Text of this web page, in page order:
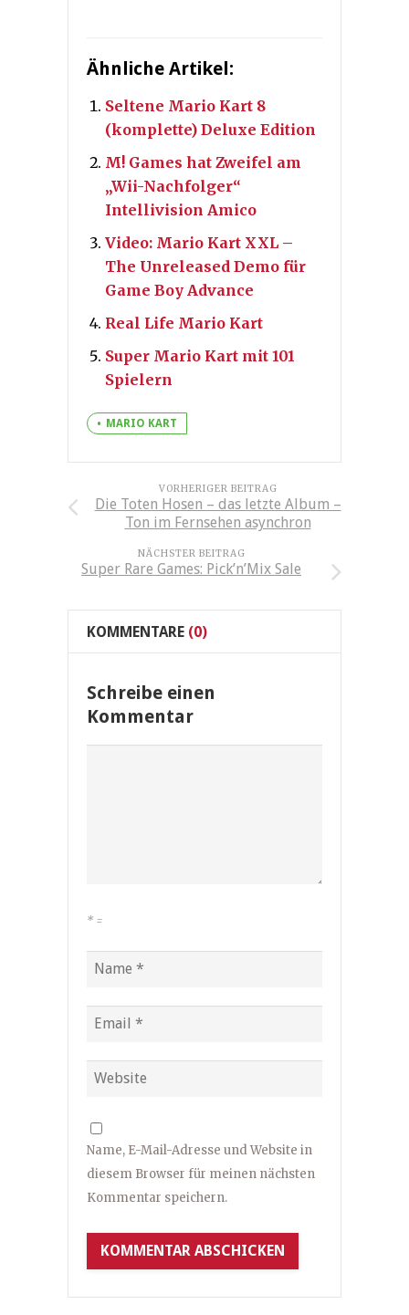
Ähnliche Artikel:
Seltene Mario Kart 8
(komplette) Deluxe Edition
M! Games hat Zweifel am
„Wii-Nachfolger“
Intellivision Amico
Video: Mario Kart XXL –
The Unreleased Demo für
Game Boy Advance
Real Life Mario Kart
Super Mario Kart mit 101
Spielern
MARIO KART
VORHERIGER BEITRAG
Die Toten Hosen – das letzte Album –
Ton im Fernsehen asynchron
NÄCHSTER BEITRAG
Super Rare Games: Pick’n’Mix Sale
KOMMENTARE (0)
Schreibe einen
Kommentar
* =
Name, E-Mail-Adresse und Website in
diesem Browser für meinen nächsten
Kommentar speichern.